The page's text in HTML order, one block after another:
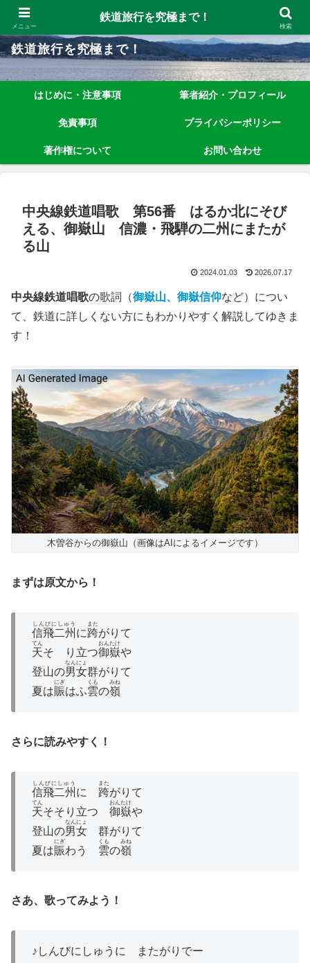
鉄道旅行を究極まで楽しむノウハウを、わかりやすく解説しています！
鉄道旅行を究極まで！
はじめに・注意事項 筆者紹介・プロフィール
免責事項 プライバシーポリシー
著作権について お問い合わせ
中央線鉄道唱歌 第56番 はるか北にそび
える、御嶽山 信濃・飛騨の二州にまたが
る山
2024.01.03 2026.07.17
中央線鉄道唱歌の歌詞（御嶽山、御嶽信仰など）につい
て、鉄道に詳しくない方にもわかりやすく解説してゆきま
す！
木曽谷からの御嶽山（画像はAIによるイメージです）
まずは原文から！
信飛二州
しんびにしゅう
に跨
また
がりて
天
てん
そゝり立つ御嶽
おんたけ
や
登山の男女
なんにょ
群がりて
夏は賑
にぎ
はふ雲
くも
の嶺
みね
さらに読みやすく！
信飛二州
しんびにしゅう
に 跨
また
がりて
天
てん
そそり立つ 御嶽
おんたけ
や
登山の男女
なんにょ
群がりて
夏は賑
にぎ
わう 雲
くも
の嶺
みね
さあ、歌ってみよう！
♪しんびにしゅうに またがりでー
メニュー
鉄道旅行を究極まで！
検索